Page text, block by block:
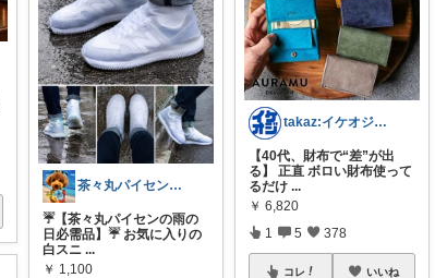
茶々丸パイセン✨イケメンに変身🌟
☔️【茶々丸パイセンの雨の
日必需品】☔️ お気に入りの
白スニ ...
￥ 1,100
takaz:イケオジをめざすサラリーマン
【40代、財布で“差”が出
る】 正直 ボロい財布使って
るだけ ...
￥ 6,820
1 5 378
コレ いいね